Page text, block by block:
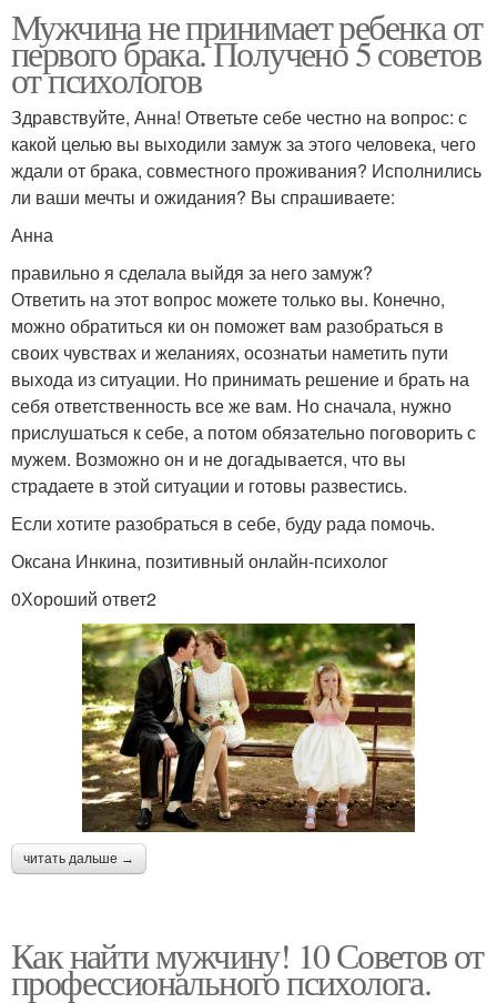
Мужчина не принимает ребенка от
первого брака. Получено 5 советов
от психологов
Здравствуйте, Анна! Ответьте себе честно на вопрос: с
какой целью вы выходили замуж за этого человека, чего
ждали от брака, совместного проживания? Исполнились
ли ваши мечты и ожидания? Вы спрашиваете:
Анна
правильно я сделала выйдя за него замуж?
Ответить на этот вопрос можете только вы. Конечно,
можно обратиться ки он поможет вам разобраться в
своих чувствах и желаниях, осознатьи наметить пути
выхода из ситуации. Но принимать решение и брать на
себя ответственность все же вам. Но сначала, нужно
прислушаться к себе, а потом обязательно поговорить с
мужем. Возможно он и не догадывается, что вы
страдаете в этой ситуации и готовы развестись.
Если хотите разобраться в себе, буду рада помочь.
Оксана Инкина, позитивный онлайн-психолог
0Хороший ответ2
читать дальше →
Как найти мужчину! 10 Советов от
профессионального психолога.